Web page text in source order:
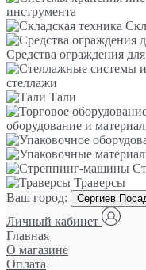
инструмента
Средства ограждения
стеллажи
Тали
оборудование и
Траверсы
Ваш город:
Сергиев
Личный кабинет
Главная
О магазине
Оплата